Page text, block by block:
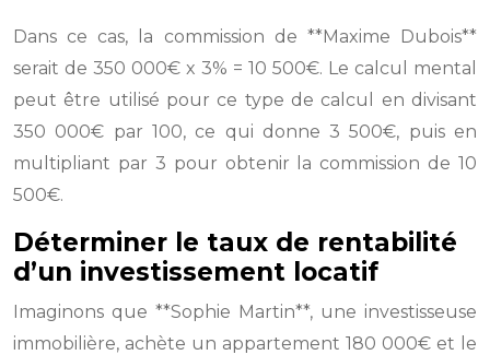
Dans ce cas, la commission de **Maxime Dubois**
serait de 350 000€ x 3% = 10 500€. Le calcul mental
peut être utilisé pour ce type de calcul en divisant
350 000€ par 100, ce qui donne 3 500€, puis en
multipliant par 3 pour obtenir la commission de 10
500€.
Déterminer le taux de rentabilité
d’un investissement locatif
Imaginons que **Sophie Martin**, une investisseuse
immobilière, achète un appartement 180 000€ et le